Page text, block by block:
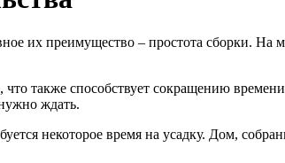
их преимущество – простота сборки. На
что также способствует сокращению
ждать.
некоторое время на усадку. Дом,